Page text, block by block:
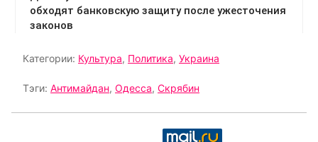
Категории: Культура, Политика, Украина
Тэги: Антимайдан, Одесса, Скрябин